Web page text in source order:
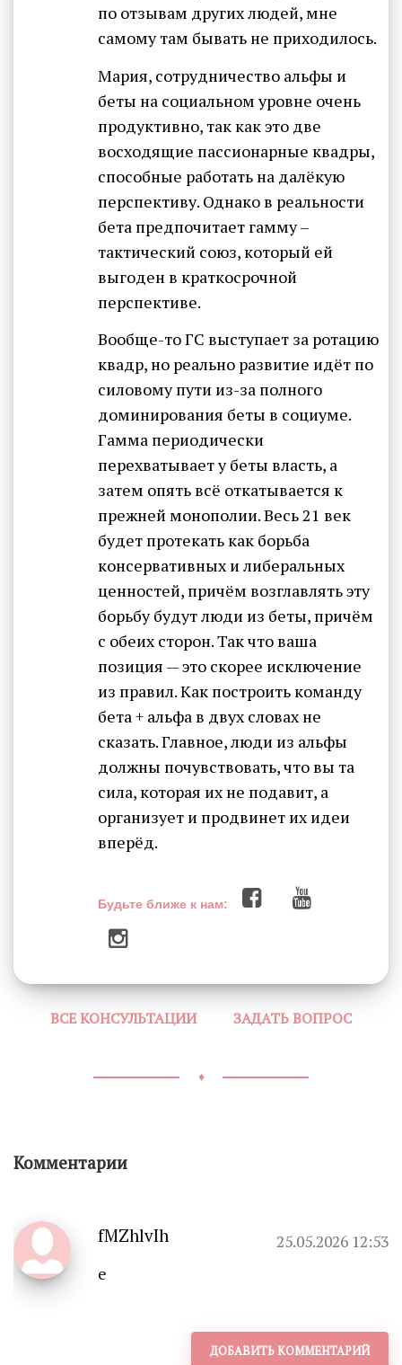
по отзывам других людей, мне
самому там бывать не приходилось.
Мария, сотрудничество альфы и
беты на социальном уровне очень
продуктивно, так как это две
восходящие пассионарные квадры,
способные работать на далёкую
перспективу. Однако в реальности
бета предпочитает гамму –
тактический союз, который ей
выгоден в краткосрочной
перспективе.
Вообще-то ГС выступает за ротацию
квадр, но реально развитие идёт по
силовому пути из-за полного
доминирования беты в социуме.
Гамма периодически
перехватывает у беты власть, а
затем опять всё откатывается к
прежней монополии. Весь 21 век
будет протекать как борьба
консервативных и либеральных
ценностей, причём возглавлять эту
борьбу будут люди из беты, причём
с обеих сторон. Так что ваша
позиция — это скорее исключение
из правил. Как построить команду
бета + альфа в двух словах не
сказать. Главное, люди из альфы
должны почувствовать, что вы та
сила, которая их не подавит, а
организует и продвинет их идеи
вперёд.
Будьте ближе к нам:
ВСЕ КОНСУЛЬТАЦИИ ЗАДАТЬ ВОПРОС
♦
Комментарии
fMZhlvIh
25.05.2026 12:53
e
ДОБАВИТЬ КОММЕНТАРИЙ